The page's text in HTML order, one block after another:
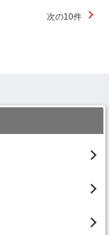
次の10件